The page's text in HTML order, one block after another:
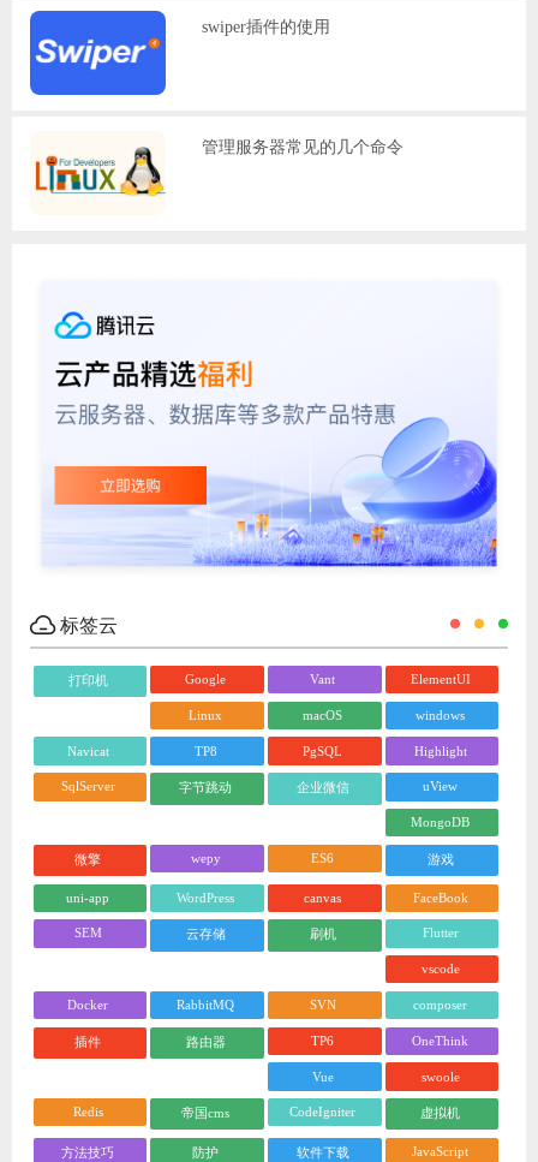
swiper插件的使用
管理服务器常见的几个命令
标签云
打印机 Google Vant ElementUI
Linux macOS windows
Navicat TP8 PgSQL Highlight
SqlServer 字节跳动 企业微信 uView
MongoDB
微擎 wepy ES6 游戏
uni-app WordPress canvas FaceBook
SEM 云存储 刷机 Flutter
vscode
Docker RabbitMQ SVN composer
插件 路由器 TP6 OneThink
Vue swoole
Redis 帝国cms CodeIgniter 虚拟机
方法技巧 防护 软件下载 JavaScript